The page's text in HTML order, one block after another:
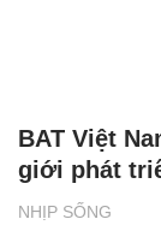
NHỊP SỐNG
BAT Việt
giới phát